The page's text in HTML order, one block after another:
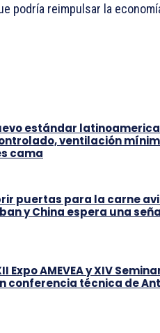
podría reimpulsar la
estándar
ventilación
cama
puertas para la carne
y China espera una
AMEVEA y XIV
conferencia técnica de